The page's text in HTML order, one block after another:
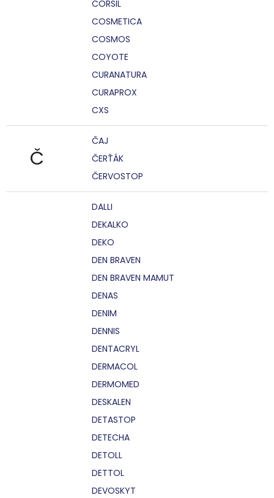
CORSIL
COSMETICA
COSMOS
COYOTE
CURANATURA
CURAPROX
CXS
Č
ČAJ
ČERŤÁK
ČERVOSTOP
DALLI
DEKALKO
DEKO
DEN BRAVEN
DEN BRAVEN MAMUT
DENAS
DENIM
DENNIS
DENTACRYL
DERMACOL
DERMOMED
DESKALEN
DETASTOP
DETECHA
DETOLL
DETTOL
DEVOSKYT